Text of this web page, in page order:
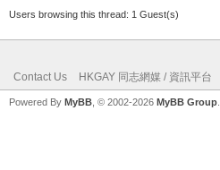
Users browsing this thread: 1 Guest(s)
Contact Us HKGAY 同志網媒 / 資訊平台
Powered By MyBB , © 2002-2026 MyBB Group